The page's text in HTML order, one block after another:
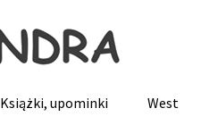
Książki, upominki West